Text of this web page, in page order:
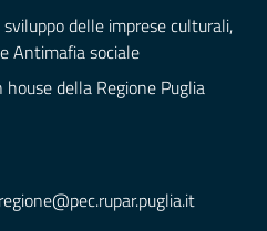
delle imprese culturali,
Antimafia sociale
house della Regione Puglia